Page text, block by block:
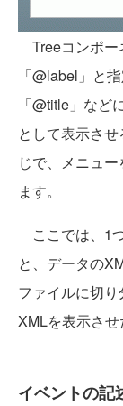
Treeコンポー
「@label」と
「@title」な
として表示さ
じで、メニュ
ます。
ここでは、1
と、データの
ファイルに切
XMLを表示させ
イベントの記